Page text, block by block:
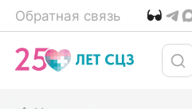
Обратная связь